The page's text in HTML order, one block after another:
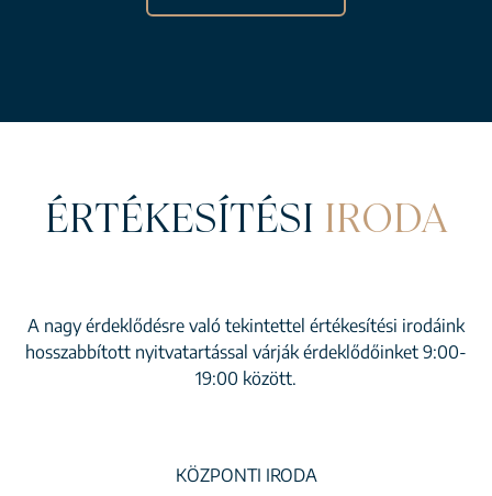
ÉRTÉKESÍTÉSI IRODA
A nagy érdeklődésre való tekintettel értékesítési irodáink
hosszabbított nyitvatartással várják érdeklődőinket 9:00-
19:00 között.
KÖZPONTI IRODA